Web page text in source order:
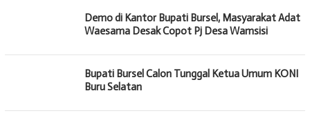
Demo di Kantor Bupati Bursel, Masyarakat Adat
Waesama Desak Copot Pj Desa Wamsisi
Bupati Bursel Calon Tunggal Ketua Umum KONI
Buru Selatan